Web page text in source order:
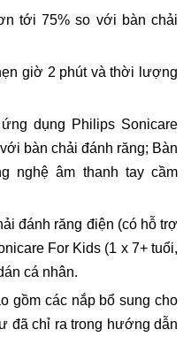
tới 75% so với bàn chải
giờ 2 phút và thời lượng
dụng Philips Sonicare
bàn chải đánh răng; Bàn
nghệ âm thanh tay cầm
đánh răng điện (có hỗ trợ
For Kids (1 x 7+ tuổi,
cá nhân.
gồm các nắp bổ sung cho
đã chỉ ra trong hướng dẫn